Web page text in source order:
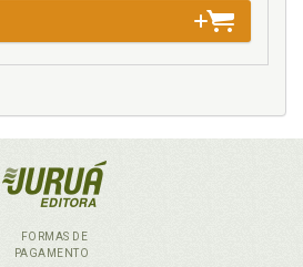
FORMAS DE
PAGAMENTO